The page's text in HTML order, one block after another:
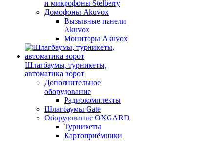
и микрофоны Stelberry
Домофоны Akuvox
Вызывные панели
Akuvox
Мониторы Akuvox
Шлагбаумы, турникеты,
автоматика ворот
Дополнительное
оборудование
Радиокомплекты
Шлагбаумы Gate
Оборудование OXGARD
Турникеты
Картоприёмники